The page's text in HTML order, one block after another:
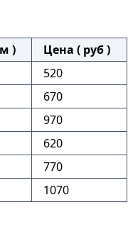
)
Цена ( руб )
520
670
970
620
770
1070